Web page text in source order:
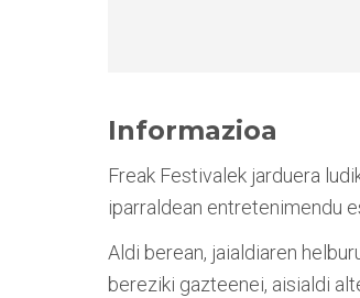
Informazioa
Freak Festivalek jarduera
iparraldean entretenimendu
Aldi berean, jaialdiaren
bereziki gazteenei, aisialdi